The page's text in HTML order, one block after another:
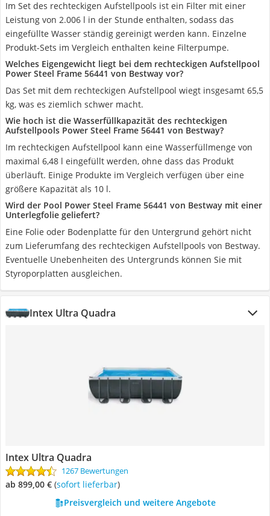
Im Set des rechteckigen Aufstellpools ist ein Filter mit einer
Leistung von 2.006 l in der Stunde enthalten, sodass das
eingefüllte Wasser ständig gereinigt werden kann. Einzelne
Produkt-Sets im Vergleich enthalten keine Filterpumpe.
Welches Eigengewicht liegt bei dem rechteckigen Aufstellpool
Power Steel Frame ‎56441 von Bestway vor?
Das Set mit dem rechteckigen Aufstellpool wiegt insgesamt 65,5
kg, was es ziemlich schwer macht.
Wie hoch ist die Wasserfüllkapazität des rechteckigen
Aufstellpools Power Steel Frame ‎56441 von Bestway?
Im rechteckigen Aufstellpool kann eine Wasserfüllmenge von
maximal 6,48 l eingefüllt werden, ohne dass das Produkt
überläuft. Einige Produkte im Vergleich verfügen über eine
größere Kapazität als 10 l.
Wird der Pool Power Steel Frame 56441 von Bestway mit einer
Unterlegfolie geliefert?
Eine Folie oder Bodenplatte für den Untergrund gehört nicht
zum Lieferumfang des rechteckigen Aufstellpools von Bestway.
Eventuelle Unebenheiten des Untergrunds können Sie mit
Styroporplatten ausgleichen.
Intex Ultra Quadra
Intex Ultra Quadra
1267 Bewertungen
ab 899,00 € ( Sofort lieferbar)
Preisvergleich und weitere Angebote